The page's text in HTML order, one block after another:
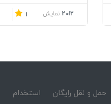
2012 نمایش 1
حمل و نقل رایگان استخدام